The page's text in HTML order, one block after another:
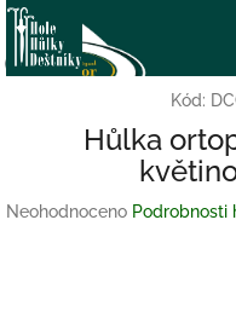
Přejít
na
obsah
Kód:
Hůlka
Průměrné
Neohodnoceno Podrobnosti